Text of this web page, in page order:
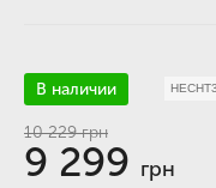
В наличии
10 229грн
9 299 грн